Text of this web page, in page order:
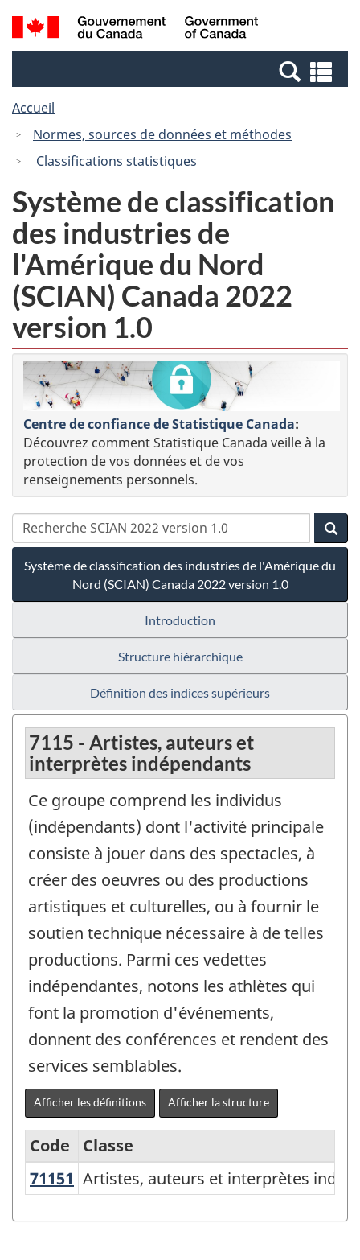
Passer
au
Passer
à
Canada
Recherche
et
et
Accueil
Normes, sources de données et méthodes
Classifications statistiques
Système de classification
des industries de
l'Amérique du Nord
(SCIAN) Canada 2022
version 1.0
Centre de confiance de Statistique Canada:
Découvrez comment Statistique Canada veille à la
protection de vos données et de vos
renseignements personnels.
Système de classification des industries de l'Amérique du
Nord (SCIAN) Canada 2022 version 1.0
Introduction
Structure hiérarchique
Définition des indices supérieurs
7115 - Artistes, auteurs et
interprètes indépendants
Ce groupe comprend les individus
(indépendants) dont l'activité principale
consiste à jouer dans des spectacles, à
créer des oeuvres ou des productions
artistiques et culturelles, ou à fournir le
soutien technique nécessaire à de telles
productions. Parmi ces vedettes
indépendantes, notons les athlètes qui
font la promotion d'événements,
donnent des conférences et rendent des
services semblables.
Afficher les définitions Afficher la structure
Système
Code
Classe
71151 Artistes, auteurs et interprètes
Artistes, auteurs et interprètes